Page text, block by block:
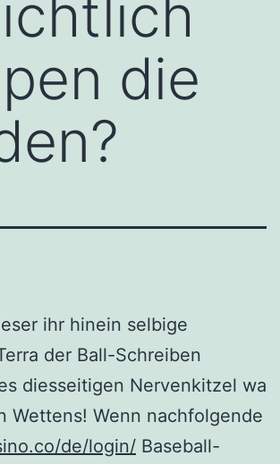
die
ihr hinein selbige
der Ball-Schreiben
diesseitigen Nervenkitzel wa
Wettens! Wenn nachfolgende
de/login/ Baseball-